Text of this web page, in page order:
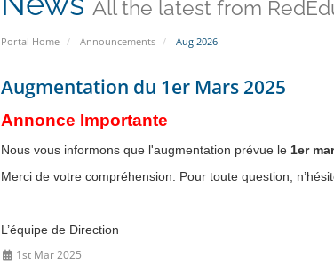
All the latest from
Portal Home Announcements Aug 2026
Augmentation du 1er Mars 2025
Annonce Importante
Nous vous informons que l'augmentation prévue le 1er
Merci de votre compréhension. Pour toute question,
L’équipe de Direction
1st Mar 2025